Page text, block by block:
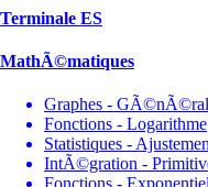
Terminale ES
MathÃ©matiques
Graphes -
Fonctions - Logarithme
Statistiques -
IntÃ©gration -